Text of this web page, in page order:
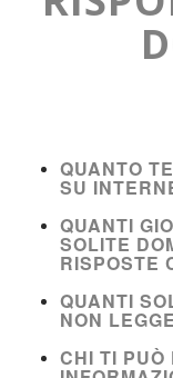
QUANTO
SU
QUANTI
SOLITE
RISPOSTE
QUANTI
NON
CHI TI PUÒ